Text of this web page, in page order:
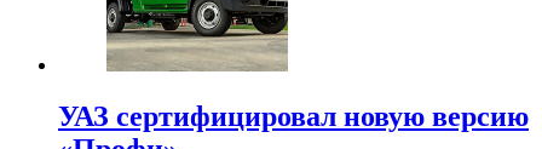
УАЗ сертифицировал новую версию